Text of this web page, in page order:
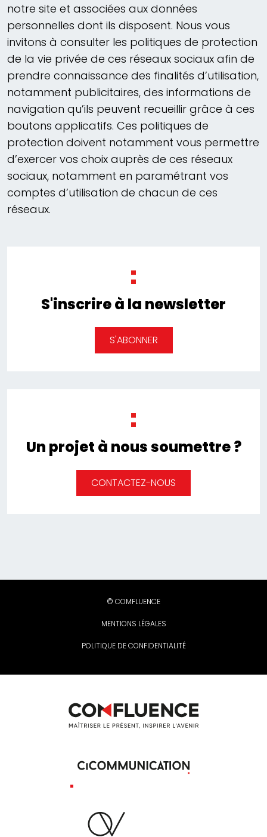
notre site et associées aux données
personnelles dont ils disposent. Nous vous
invitons à consulter les politiques de protection
de la vie privée de ces réseaux sociaux afin de
prendre connaissance des finalités d’utilisation,
notamment publicitaires, des informations de
navigation qu’ils peuvent recueillir grâce à ces
boutons applicatifs. Ces politiques de
protection doivent notamment vous permettre
d’exercer vos choix auprès de ces réseaux
sociaux, notamment en paramétrant vos
comptes d’utilisation de chacun de ces
réseaux.
S'inscrire à la newsletter
S'ABONNER
Un projet à nous soumettre ?
CONTACTEZ-NOUS
© COMFLUENCE
MENTIONS LÉGALES
POLITIQUE DE CONFIDENTIALITÉ